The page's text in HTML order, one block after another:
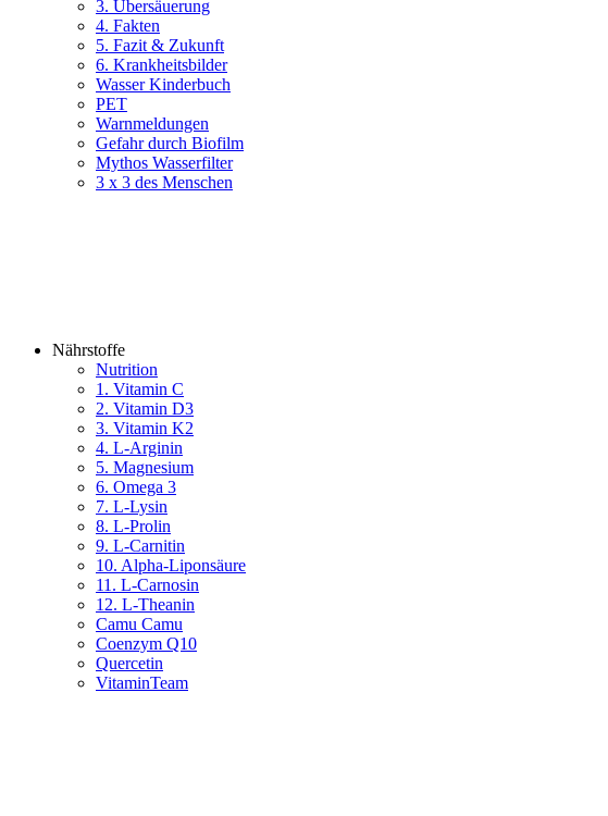
3. Übersäuerung
4. Fakten
5. Fazit & Zukunft
6. Krankheitsbilder
Wasser Kinderbuch
PET
Warnmeldungen
Gefahr durch Biofilm
Mythos Wasserfilter
3 x 3 des Menschen
Nährstoffe
Nutrition
1. Vitamin C
2. Vitamin D3
3. Vitamin K2
4. L-Arginin
5. Magnesium
6. Omega 3
7. L-Lysin
8. L-Prolin
9. L-Carnitin
10. Alpha-Liponsäure
11. L-Carnosin
12. L-Theanin
Camu Camu
Coenzym Q10
Quercetin
VitaminTeam